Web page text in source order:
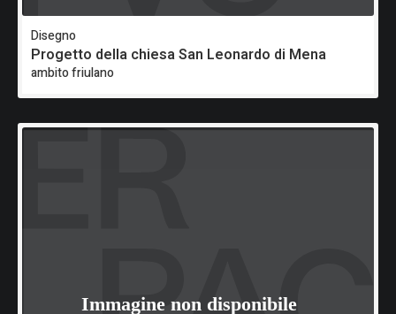
Disegno
Progetto della chiesa San Leonardo di Mena
ambito friulano